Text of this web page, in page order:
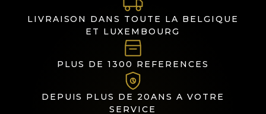
LIVRAISON DANS TOUTE LA BELGIQUE
ET LUXEMBOURG
PLUS DE 1300 REFERENCES
DEPUIS PLUS DE 20ANS A VOTRE
SERVICE